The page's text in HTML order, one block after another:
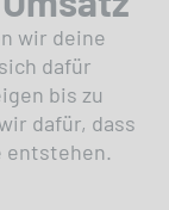
wir deine
dafür
bis zu
dafür, dass
entstehen.